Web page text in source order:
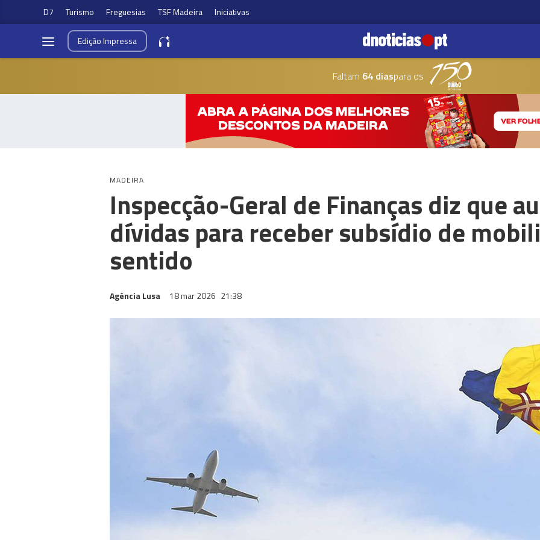
D7 Turismo Freguesias TSF Madeira Iniciativas
EdiçãoImpressa
Faltam 64 diaspara os
MADEIRA
Inspecção-Geral de Finanças diz que
dívidas para receber subsídio de
sentido
Agência Lusa 18 mar 2026 21:38